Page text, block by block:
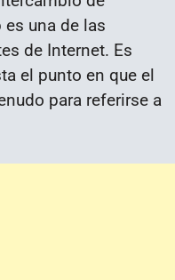
es una de las
de Internet. Es
el punto en que el
para referirse a